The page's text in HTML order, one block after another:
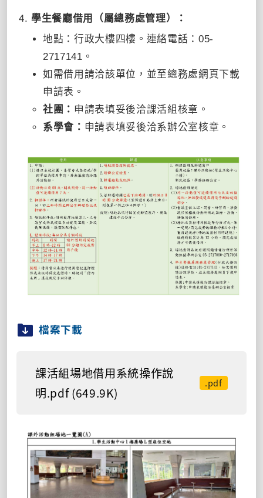
學生餐廳借用（屬總務處管理）：
地點：行政大樓四樓。連絡電話：05-
2717141。
如需借用請洽該單位，並至總務處網頁下載
申請表。
社團： 申請表填妥後洽課活組核章。
系學會： 申請表填妥後洽系辦公室核章。
檔案下載
課活組場地借用系統操作說
明.pdf (649.9K)
.pdf